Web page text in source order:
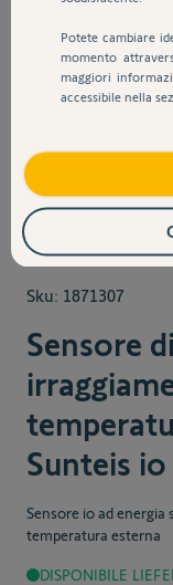
View larger
Sku: 1871307
Sensore di
Sunteis io
Sensore io ad
temperatura esterna
DISPONIBILE
Potete cambiare
momento
maggiori
accessibile nella